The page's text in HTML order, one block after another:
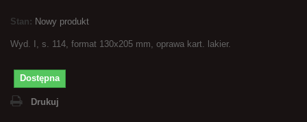
Stan: Nowy produkt
Wyd. I, s. 114, format 130x205 mm, oprawa kart. lakier.
Dostępna
Drukuj